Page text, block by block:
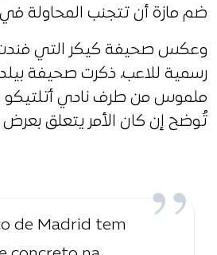
ضم مازة أن تتجنب المحاولة
وعكس صحيفة كيكر التي
رسمية للاعب، ذكرت صحيفة
ملموس من طرف نادي أتلتيكو
تُوضح إن كان الأمر يتعلق
de Madrid tem